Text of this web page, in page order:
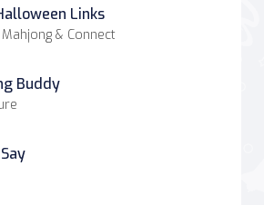
Links
& Connect
Buddy